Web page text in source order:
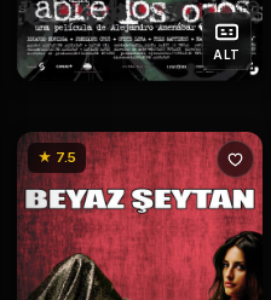
ALT
★ 7.5